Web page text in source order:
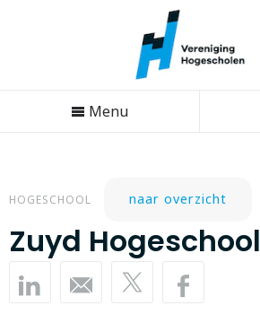
Menu
HOGESCHOOL naar overzicht
Zuyd Hogeschool